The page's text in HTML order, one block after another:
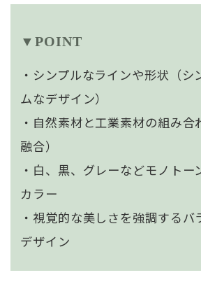
▼POINT
・シンプルなラインや形状（シ
ムなデザイン）
・自然素材と工業素材の組み合
融合）
・白、黒、グレーなどモノトー
カラー
・視覚的な美しさを強調するバ
デザイン